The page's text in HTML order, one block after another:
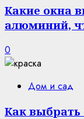
Какие окна
алюминий,
0
Дом и сад
Как